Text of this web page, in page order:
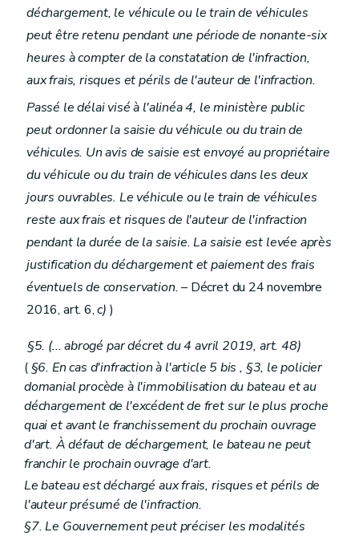
déchargement, le véhicule ou le train de véhicules
peut être retenu pendant une période de nonante-six
heures à compter de la constatation de l'infraction,
aux frais, risques et périls de l'auteur de l'infraction.
Passé le délai visé à l'alinéa 4, le ministère public
peut ordonner la saisie du véhicule ou du train de
véhicules. Un avis de saisie est envoyé au propriétaire
du véhicule ou du train de véhicules dans les deux
jours ouvrables. Le véhicule ou le train de véhicules
reste aux frais et risques de l'auteur de l'infraction
pendant la durée de la saisie. La saisie est levée après
justification du déchargement et paiement des frais
éventuels de conservation.– Décret du 24 novembre
2016, art. 6,c) )
§5. (... abrogé par décret du 4 avril 2019, art. 48)
( §6. En cas d'infraction à l'article 5bis , §3, le policier
domanial procède à l'immobilisation du bateau et au
déchargement de l'excédent de fret sur le plus proche
quai et avant le franchissement du prochain ouvrage
d'art. À défaut de déchargement, le bateau ne peut
franchir le prochain ouvrage d'art.
Le bateau est déchargé aux frais, risques et périls de
l'auteur présumé de l'infraction.
§7. Le Gouvernement peut préciser les modalités